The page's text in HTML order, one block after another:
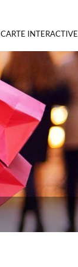
CARTE INTERACTIVE